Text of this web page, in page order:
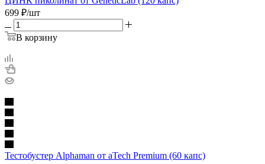
699 ₽/шт
В корзину
Тестобустер Alphaman от aTech Premium (60 капс)